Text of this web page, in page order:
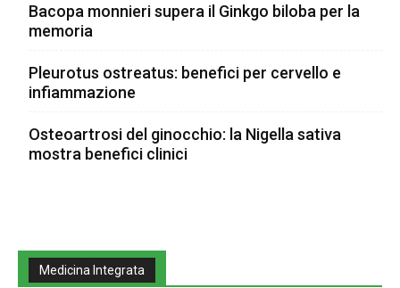
Bacopa monnieri supera il Ginkgo biloba per la
memoria
Pleurotus ostreatus: benefici per cervello e
infiammazione
Osteoartrosi del ginocchio: la Nigella sativa
mostra benefici clinici
Medicina Integrata